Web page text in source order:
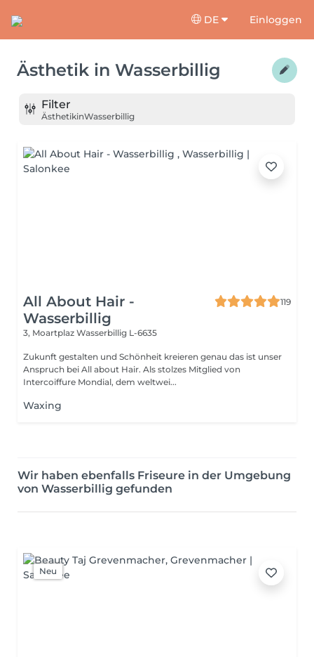
DE Einloggen
Ästhetik in Wasserbillig
Filter
ÄsthetikinWasserbillig
All About Hair -
Wasserbillig
119
3, Moartplaz Wasserbillig L-6635
Zukunft gestalten und Schönheit kreieren genau das ist unser
Anspruch bei All about Hair. Als stolzes Mitglied von
Intercoiffure Mondial, dem weltwei...
Waxing
Wir haben ebenfalls Friseure in der Umgebung
von Wasserbillig gefunden
Neu